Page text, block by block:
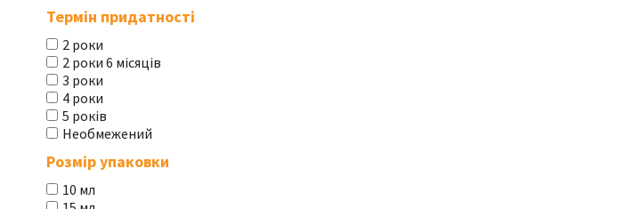
Термін придатності
2 роки
2 роки 6 місяців
3 роки
4 роки
5 років
Необмежений
Розмір упаковки
10 мл